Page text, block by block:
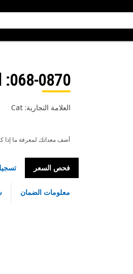
068-0870
:
العلامة التجارية: Cat
أضف معداتك لمعرفة ما إذا
فحص السعر
معلومات الضمان